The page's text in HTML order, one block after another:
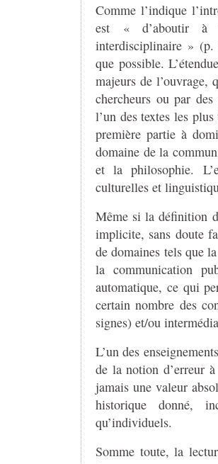
Comme l’indique
est « d’aboutir à
interdisciplinaire » (p.
que possible.
majeurs de l’ouvrage,
chercheurs ou par
l’un des textes les
première partie à
domaine de la
et la philosophie.
culturelles et
Même si la définition
implicite, sans doute
de domaines tels que
la communication
automatique, ce qui
certain nombre des
signes) et/ou
L’un des
de la notion d’erreur
jamais une valeur
historique donné,
qu’individuels.
Somme toute, la